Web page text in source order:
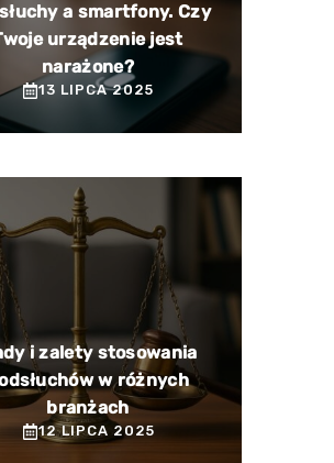
a smartfony. Czy
urządzenie jest
narażone?
13 LIPCA 2025
i zalety stosowania
w różnych
branżach
12 LIPCA 2025